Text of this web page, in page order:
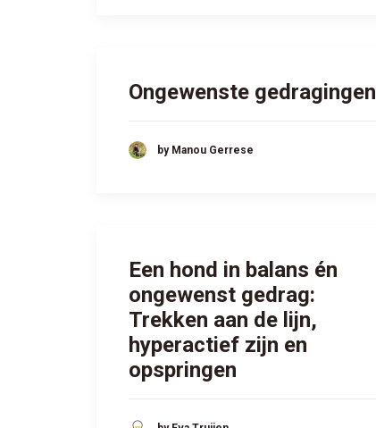
Ongewenste gedragingen
by Manou Gerrese
Een hond in balans én
ongewenst gedrag:
Trekken aan de lijn,
hyperactief zijn en
opspringen